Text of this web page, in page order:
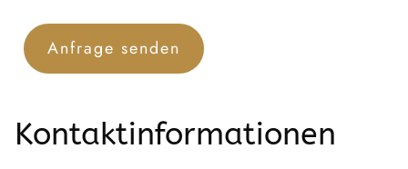
Kontaktinformationen